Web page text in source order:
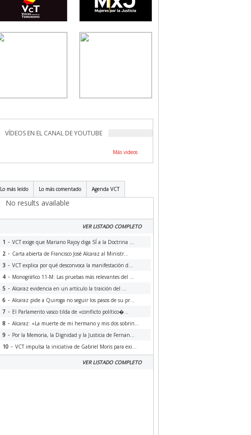
VÍDEOS EN EL CANAL DE YOUTUBE
Más videos
Lo más leído Lo más comentado Agenda VCT
No results available
VER LISTADO COMPLETO
1 - VCT exige que Mariano Rajoy diga SÍ a la Doctrina ...
2 - Carta abierta de Francisco José Alcaraz al Ministr...
3 - VCT explica por qué desconvoca la manifestación d...
4- Monográfico 11-M: Las pruebas más relevantes del ...
5 - Alcaraz evidencia en un artículo la traición del ...
6 - Alcaraz pide a Quiroga no seguir los pasos de su pr...
7 - El Parlamento vasco tilda de «conflicto político�...
8 - Alcaraz: «La muerte de mi hermano y mis dos sobrin...
9 - Por la Memoria, la Dignidad y la Justicia de Fernan...
10 - VCT impulsa la iniciativa de Gabriel Moris para exi...
VER LISTADO COMPLETO